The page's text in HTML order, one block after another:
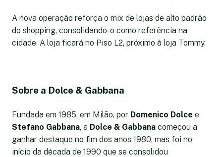
A nova operação reforça o mix de lojas de alto padrão
do shopping, consolidando-o como referência na
cidade. A loja ficará no Piso L2, próximo à loja Tommy.
Sobre a Dolce & Gabbana
Fundada em 1985, em Milão, por Domenico Dolce e
Stefano Gabbana, a Dolce & Gabbana começou a
ganhar destaque no fim dos anos 1980, mas foi no
início da década de 1990 que se consolidou